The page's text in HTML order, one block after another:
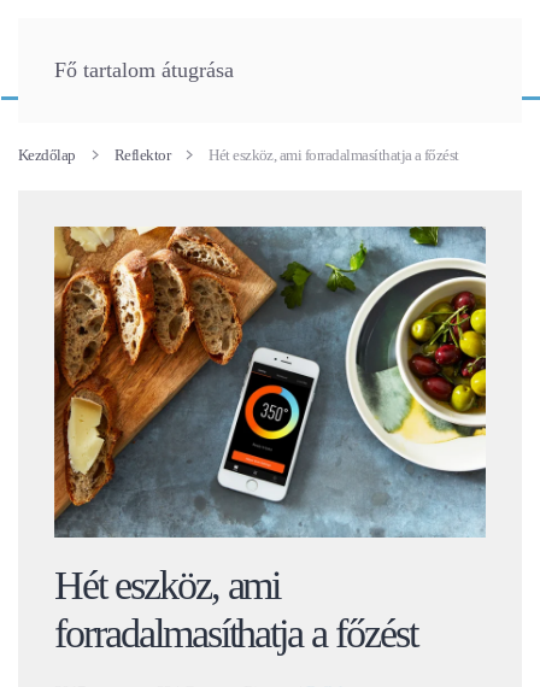
Fő tartalom átugrása
Kezdőlap Reflektor Hét eszköz, ami forradalmasíthatja a főzést
Hét eszköz, ami
forradalmasíthatja a főzést